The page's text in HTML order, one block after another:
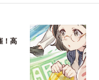
！高